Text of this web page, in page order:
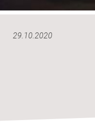
29.10.2020